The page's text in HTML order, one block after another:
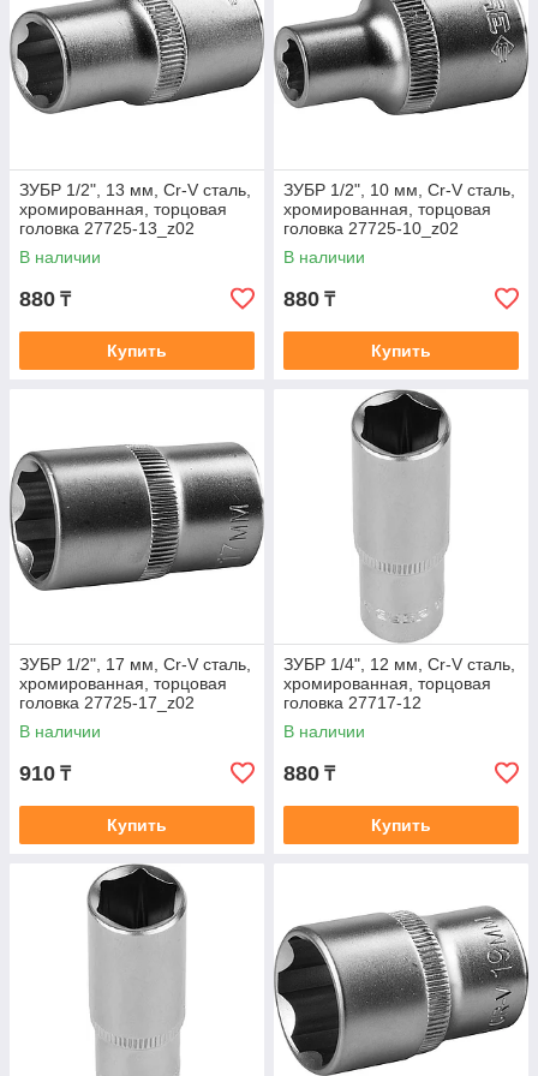
ЗУБР 1/2", 13 мм, Cr-V сталь,
хромированная, торцовая
головка 27725-13_z02
В наличии
880 ₸
Купить
ЗУБР 1/2", 10 мм, Cr-V сталь,
хромированная, торцовая
головка 27725-10_z02
В наличии
880 ₸
Купить
ЗУБР 1/2", 17 мм, Cr-V сталь,
хромированная, торцовая
головка 27725-17_z02
В наличии
910 ₸
Купить
ЗУБР 1/4", 12 мм, Cr-V сталь,
хромированная, торцовая
головка 27717-12
В наличии
880 ₸
Купить